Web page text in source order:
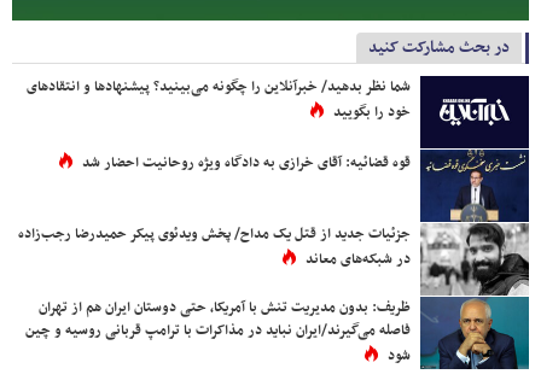
در بحث مشارکت کنید
شما نظر بدهید/ خبرآنلاین را چگونه می‌بینید؟ پیشنهادها و انتقادهای
خود را بگویید
قوه قضائیه: آقای خرازی به دادگاه ویژه روحانیت احضار شد
جزئیات جدید از قتل یک مداح/ پخش ویدئوی پیکر حمیدرضا رجب‌زاده
در شبکه‌های معاند
ظریف: بدون مدیریت تنش با آمریکا، حتی دوستان ایران هم از تهران
فاصله می‌گیرند/ایران نباید در مذاکرات با ترامپ قربانی روسیه و چین
شود